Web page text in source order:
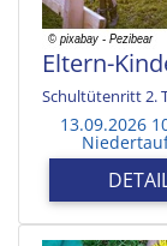
Eltern-
Schultütenritt 2.
13.09.2026